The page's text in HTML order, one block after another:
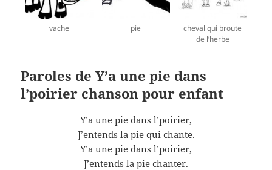
vache pie
cheval qui broute
de l’herbe
Paroles de Y’a une pie dans
l’poirier chanson pour enfant
Y’a une pie dans l’poirier,
J’entends la pie qui chante.
Y’a une pie dans l’poirier,
J’entends la pie chanter.